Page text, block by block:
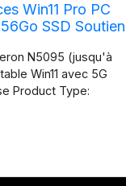
Win11 Pro PC
SSD Soutien
N5095 (jusqu'à
Win11 avec 5G
Product Type: